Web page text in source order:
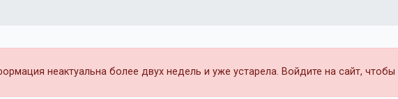
неактуальна более двух недель и уже устарела. Войдите на сайт, чтобы